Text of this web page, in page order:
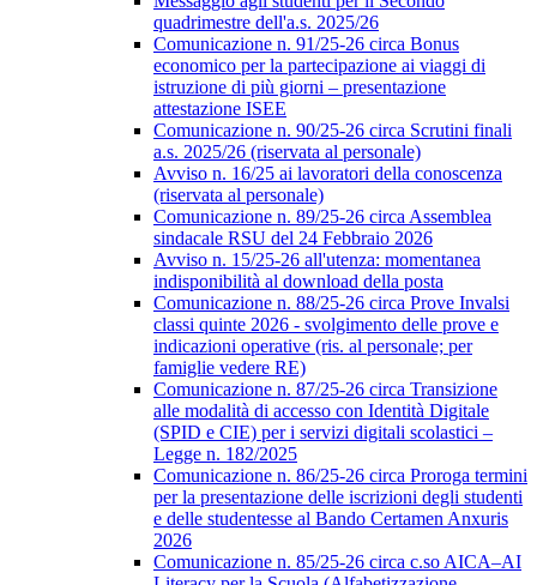
quadrimestre dell'a.s. 2025/26
Comunicazione n. 91/25-26 circa Bonus
economico per la partecipazione ai viaggi di
istruzione di più giorni – presentazione
attestazione ISEE
Comunicazione n. 90/25-26 circa Scrutini finali
a.s. 2025/26 (riservata al personale)
Avviso n. 16/25 ai lavoratori della conoscenza
(riservata al personale)
Comunicazione n. 89/25-26 circa Assemblea
sindacale RSU del 24 Febbraio 2026
Avviso n. 15/25-26 all'utenza: momentanea
indisponibilità al download della posta
Comunicazione n. 88/25-26 circa Prove Invalsi
classi quinte 2026 - svolgimento delle prove e
indicazioni operative (ris. al personale; per
famiglie vedere RE)
Comunicazione n. 87/25-26 circa Transizione
alle modalità di accesso con Identità Digitale
(SPID e CIE) per i servizi digitali scolastici –
Legge n. 182/2025
Comunicazione n. 86/25-26 circa Proroga termini
per la presentazione delle iscrizioni degli studenti
e delle studentesse al Bando Certamen Anxuris
2026
Comunicazione n. 85/25-26 circa c.so AICA–AI